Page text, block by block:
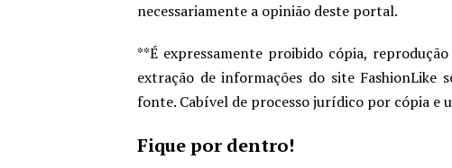
necessariamente a opinião deste portal.
**É expressamente proibido cópia,
extração de informações do site
fonte. Cabível de processo jurídico por cópia e
Fique por dentro!